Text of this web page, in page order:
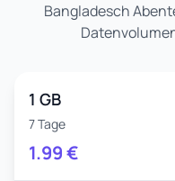
Bangladesch
1 GB
7 Tage
1.99€